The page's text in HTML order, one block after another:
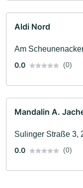
Aldi Nord
Am
0.0
(0)
Mandalin A.
Sulinger Straße 3,
0.0
(0)